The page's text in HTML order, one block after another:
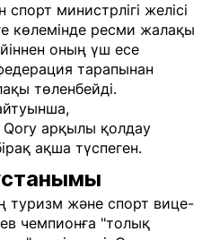
министрлігі желісі
көлемінде ресми жалақы
оның үш есе
тарапынан
төленбейді.
Qory арқылы қолдау
ақша түспеген.
туризм және спорт вице-
чемпионға "толық